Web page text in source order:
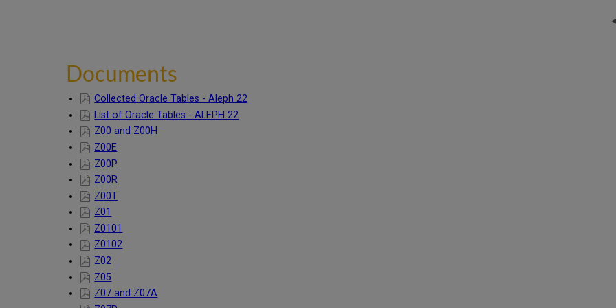
Documents
Collected Oracle Tables - Aleph 22
List of Oracle Tables - ALEPH 22
Z00 and Z00H
Z00E
Z00P
Z00R
Z00T
Z01
Z0101
Z0102
Z02
Z05
Z07 and Z07A